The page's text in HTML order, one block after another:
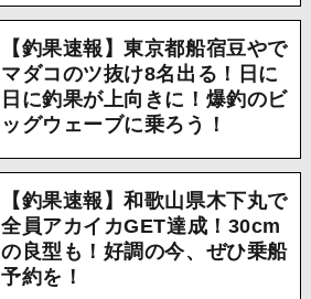
【釣果速報】東京都船宿豆やで
マダコのツ抜け8名出る！日に
日に釣果が上向きに！爆釣のビ
ッグウェーブに乗ろう！
【釣果速報】和歌山県木下丸で
全員アカイカGET達成！30cm
の良型も！好調の今、ぜひ乗船
予約を！